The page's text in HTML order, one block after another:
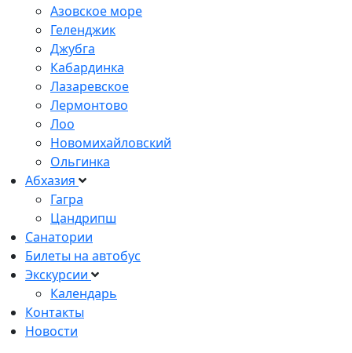
Азовское море
Геленджик
Джубга
Кабардинка
Лазаревское
Лермонтово
Лоо
Новомихайловский
Ольгинка
Абхазия
Гагра
Цандрипш
Санатории
Билеты на автобус
Экскурсии
Календарь
Контакты
Новости